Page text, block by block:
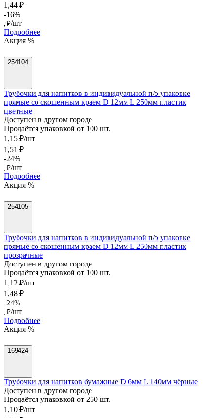
1,44 ₽
-16%
, ₽/шт
Подробнее
Акция %
254104
Трубочки для напитков в индивидуальной п/э упаковке
прямые со скошенным краем D 12мм L 250мм пластик
цветные
Доступен в другом городе
Продаётся упаковкой от 100 шт.
1,15 ₽/шт
1,51 ₽
-24%
, ₽/шт
Подробнее
Акция %
254105
Трубочки для напитков в индивидуальной п/э упаковке
прямые со скошенным краем D 12мм L 250мм пластик
прозрачные
Доступен в другом городе
Продаётся упаковкой от 100 шт.
1,12 ₽/шт
1,48 ₽
-24%
, ₽/шт
Подробнее
Акция %
169424
Трубочки для напитков бумажные D 6мм L 140мм чёрные
Доступен в другом городе
Продаётся упаковкой от 250 шт.
1,10 ₽/шт